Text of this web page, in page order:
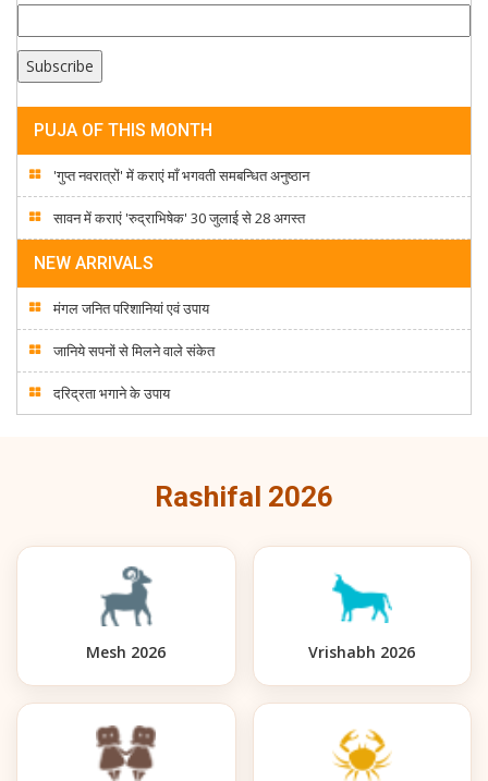
PUJA OF THIS MONTH
'गुप्त नवरात्रों' में कराएं माँ भगवती समबन्धित अनुष्ठान
सावन में कराएं 'रुद्राभिषेक' 30 जुलाई से 28 अगस्त
NEW ARRIVALS
मंगल जनित परिशानियां एवं उपाय
जानिये सपनों से मिलने वाले संकेत
दरिद्रता भगाने के उपाय
Rashifal 2026
Mesh 2026 Vrishabh 2026